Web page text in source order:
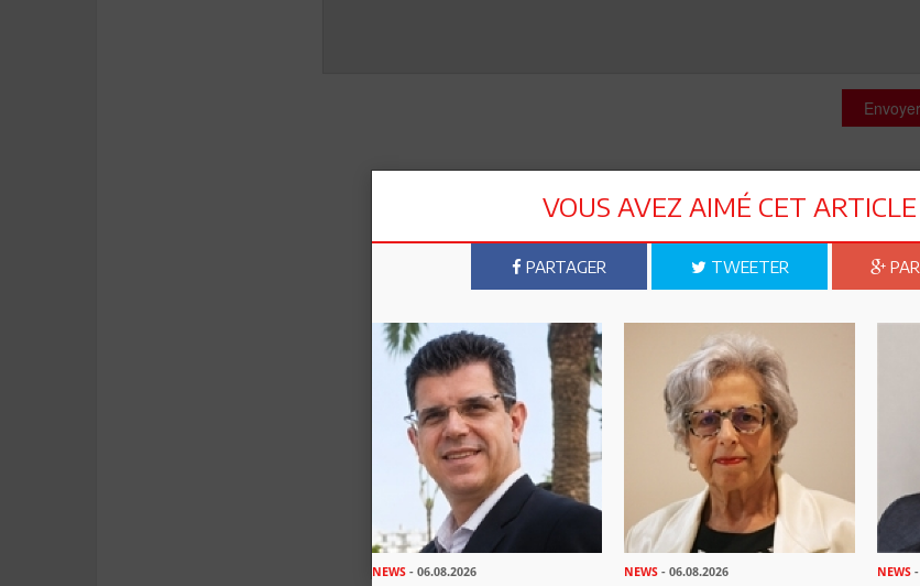
Envoyer
VOUS AVEZ AIMÉ CET
PARTAGER TWEETER
NEWS - 06.08.2026 NEWS - 06.08.2026 NEWS-